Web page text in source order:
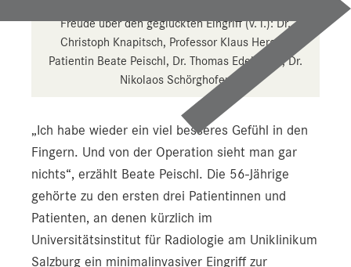
Freude über den geglückten Eingriff (v. l.): Dr.
Christoph Knapitsch, Professor Klaus Hergan,
Patientin Beate Peischl, Dr. Thomas Edelmann, Dr.
Nikolaos Schörghofer.
„Ich habe wieder ein viel besseres Gefühl in den
Fingern. Und von der Operation sieht man gar
nichts“, erzählt Beate Peischl. Die 56-Jährige
gehörte zu den ersten drei Patientinnen und
Patienten, an denen kürzlich im
Universitätsinstitut für Radiologie am Uniklinikum
Salzburg ein minimalinvasiver Eingriff zur